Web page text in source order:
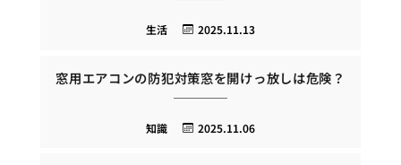
2025.11.13
生活
窓用エアコンの防犯対策窓を開けっ放しは危険？
2025.11.06
知識